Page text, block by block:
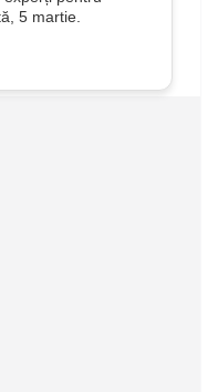
5 martie.